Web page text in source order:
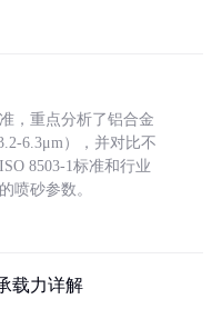
，重点分析了铝合金
6.3μm），并对比不
8503-1标准和行业
喷砂参数。
载力详解